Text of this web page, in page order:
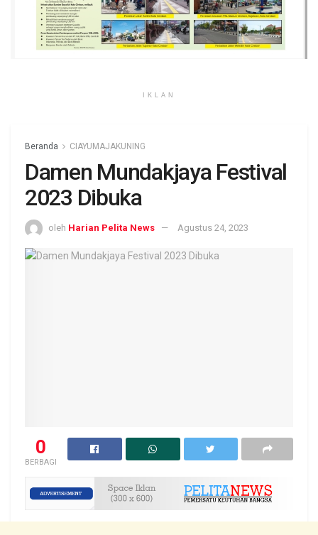
IKLAN
Beranda CIAYUMAJAKUNING
Damen Mundakjaya Festival
2023 Dibuka
oleh Harian Pelita News Agustus 24, 2023
0
BERBAGI